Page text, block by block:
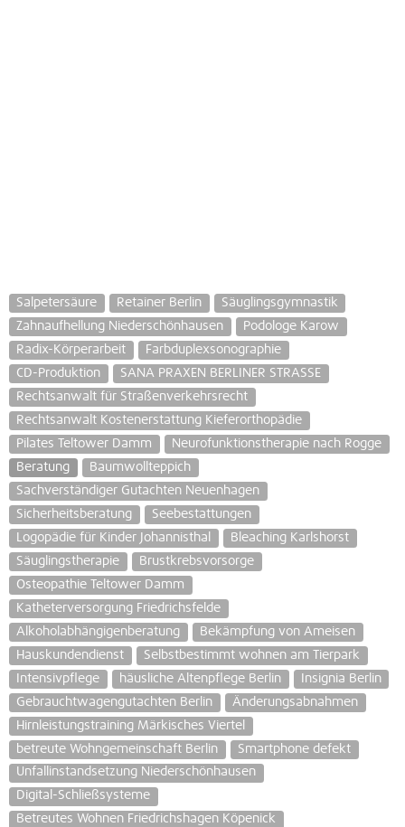
Salpetersäure Retainer Berlin
Säuglingsgymnastik
Zahnaufhellung Niederschönhausen
Podologe Karow
Radix-Körperarbeit
Farbduplexsonographie
CD-Produktion
SANA PRAXEN BERLINER STRASSE
Rechtsanwalt für Straßenverkehrsrecht
Rechtsanwalt Kostenerstattung Kieferorthopädie
Pilates Teltower Damm
Neurofunktionstherapie nach Rogge
Beratung
Baumwollteppich
Sachverständiger Gutachten Neuenhagen
Sicherheitsberatung
Seebestattungen
Logopädie für Kinder Johannisthal
Bleaching Karlshorst
Säuglingstherapie
Brustkrebsvorsorge
Osteopathie Teltower Damm
Katheterversorgung Friedrichsfelde
Alkoholabhängigenberatung
Bekämpfung von Ameisen
Hauskundendienst
Selbstbestimmt wohnen am Tierpark
Intensivpflege
häusliche Altenpflege Berlin
Insignia Berlin
Gebrauchtwagengutachten Berlin
Änderungsabnahmen
Hirnleistungstraining Märkisches Viertel
betreute Wohngemeinschaft Berlin
Smartphone defekt
Unfallinstandsetzung Niederschönhausen
Digital-Schließsysteme
Betreutes Wohnen Friedrichshagen Köpenick